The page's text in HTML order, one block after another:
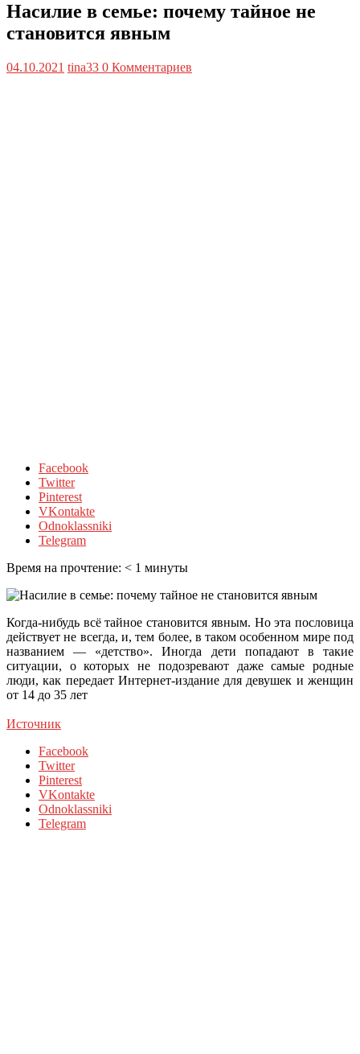
Насилие в семье: почему тайное не
становится явным
04.10.2021 tina33 0 Комментариев
Facebook
Twitter
Pinterest
VKontakte
Odnoklassniki
Telegram
Время на прочтение: < 1 минуты
Когда-нибудь всё тайное становится явным. Но эта пословица
действует не всегда, и, тем более, в таком особенном мире под
названием — «детство». Иногда дети попадают в такие
ситуации, о которых не подозревают даже самые родные
люди, как передает Интернет-издание для девушек и женщин
от 14 до 35 лет
Источник
Facebook
Twitter
Pinterest
VKontakte
Odnoklassniki
Telegram